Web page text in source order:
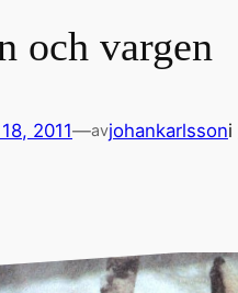
och vargen
2011—avjohankarlssoni